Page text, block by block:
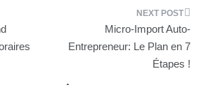
Micro-Import Auto-
Entrepreneur: Le Plan en 7
Étapes !